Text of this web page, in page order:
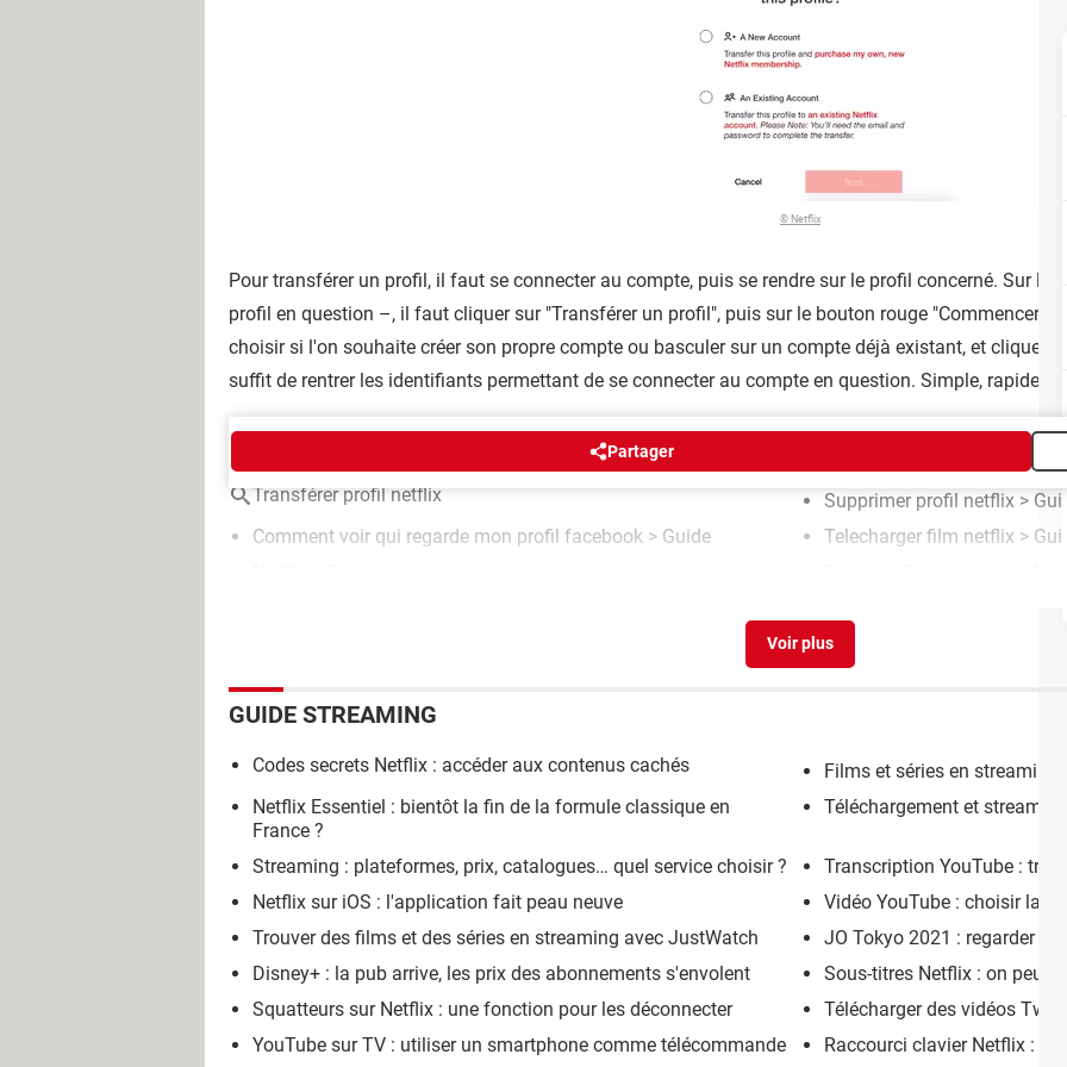
© Netflix
Pour transférer un profil, il faut se connecter au compte, puis se rendre sur le profil concerné. Sur le
profil en question –, il faut cliquer sur "Transférer un profil", puis sur le bouton rouge "Commencer le
choisir si l'on souhaite créer son propre compte ou basculer sur un compte déjà existant, et cliquer
suffit de rentrer les identifiants permettant de se connecter au compte en question. Simple, rapide et
Partager
AUTOUR DU MÊME SUJET
Transférer profil netflix Supprimer profil netflix >
Comment voir qui regarde mon profil facebook > Guide Telecharger film netflix >
GUIDE STREAMING
Codes secrets Netflix : accéder aux contenus cachés
Films et séries en streaming
Netflix Essentiel : bientôt la fin de la formule classique en
France ?
Téléchargement et
Streaming : plateformes, prix, catalogues… quel service choisir ?
Transcription YouTube :
Netflix sur iOS : l'application fait peau neuve
Vidéo YouTube : choisir la
Trouver des films et des séries en streaming avec JustWatch
JO Tokyo 2021 : regarder
Disney+ : la pub arrive, les prix des abonnements s'envolent
Sous-titres Netflix : on peut
Squatteurs sur Netflix : une fonction pour les déconnecter
Télécharger des vidéos
YouTube sur TV : utiliser un smartphone comme télécommande
Raccourci clavier Netflix :